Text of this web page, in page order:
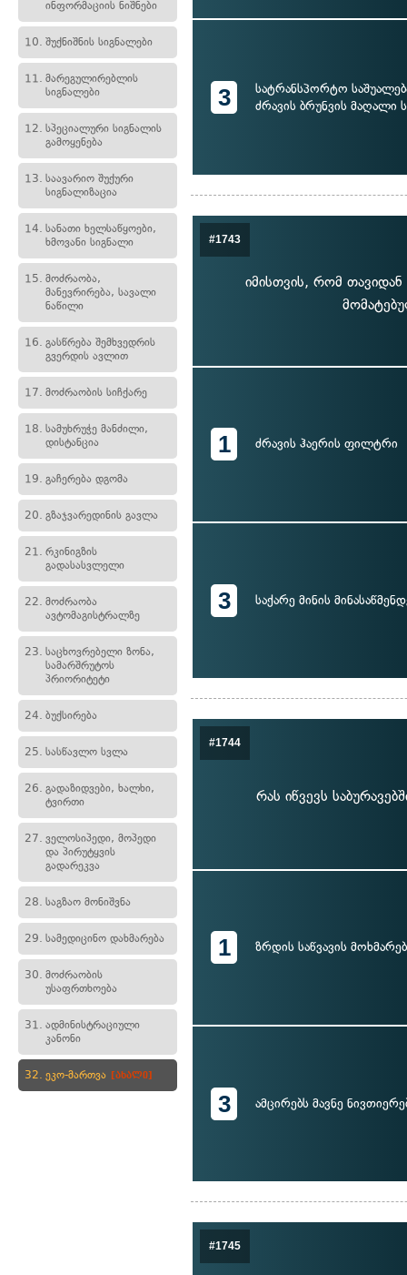
ინფორმაციის ნიშნები
10. შუქნიშნის სიგნალები
11. მარეგულირებლის
სიგნალები
12. სპეციალური სიგნალის
გამოყენება
13. საავარიო შუქური
სიგნალიზაცია
14. სანათი ხელსაწყოები,
ხმოვანი სიგნალი
15. მოძრაობა,
მანევრირება, სავალი
ნაწილი
16. გასწრება შემხვედრის
გვერდის ავლით
17. მოძრაობის სიჩქარე
18. სამუხრუჭე მანძილი,
დისტანცია
19. გაჩერება დგომა
20. გზაჯვარედინის გავლა
21. რკინიგზის
გადასასვლელი
22. მოძრაობა
ავტომაგისტრალზე
23. საცხოვრებელი ზონა,
სამარშრუტოს
პრიორიტეტი
24. ბუქსირება
25. სასწავლო სვლა
26. გადაზიდვები, ხალხი,
ტვირთი
27. ველოსიპედი, მოპედი
და პირუტყვის
გადარეკვა
28. საგზაო მონიშვნა
29. სამედიცინო დახმარება
30. მოძრაობის
უსაფრთხოება
31. ადმინისტრაციული
კანონი
32. ეკო-მართვა [ახალი]
3
სატრანსპორტო
ძრავის ბრუნვის მაღალი
#1743
იმისთვის, რომ თავიდან
1 ძრავის ჰაერის ფილტრი
3 საქარე მინის
#1744
რას იწვევს
1 ზრდის საწვავის
3 ამცირებს მავნე
#1745